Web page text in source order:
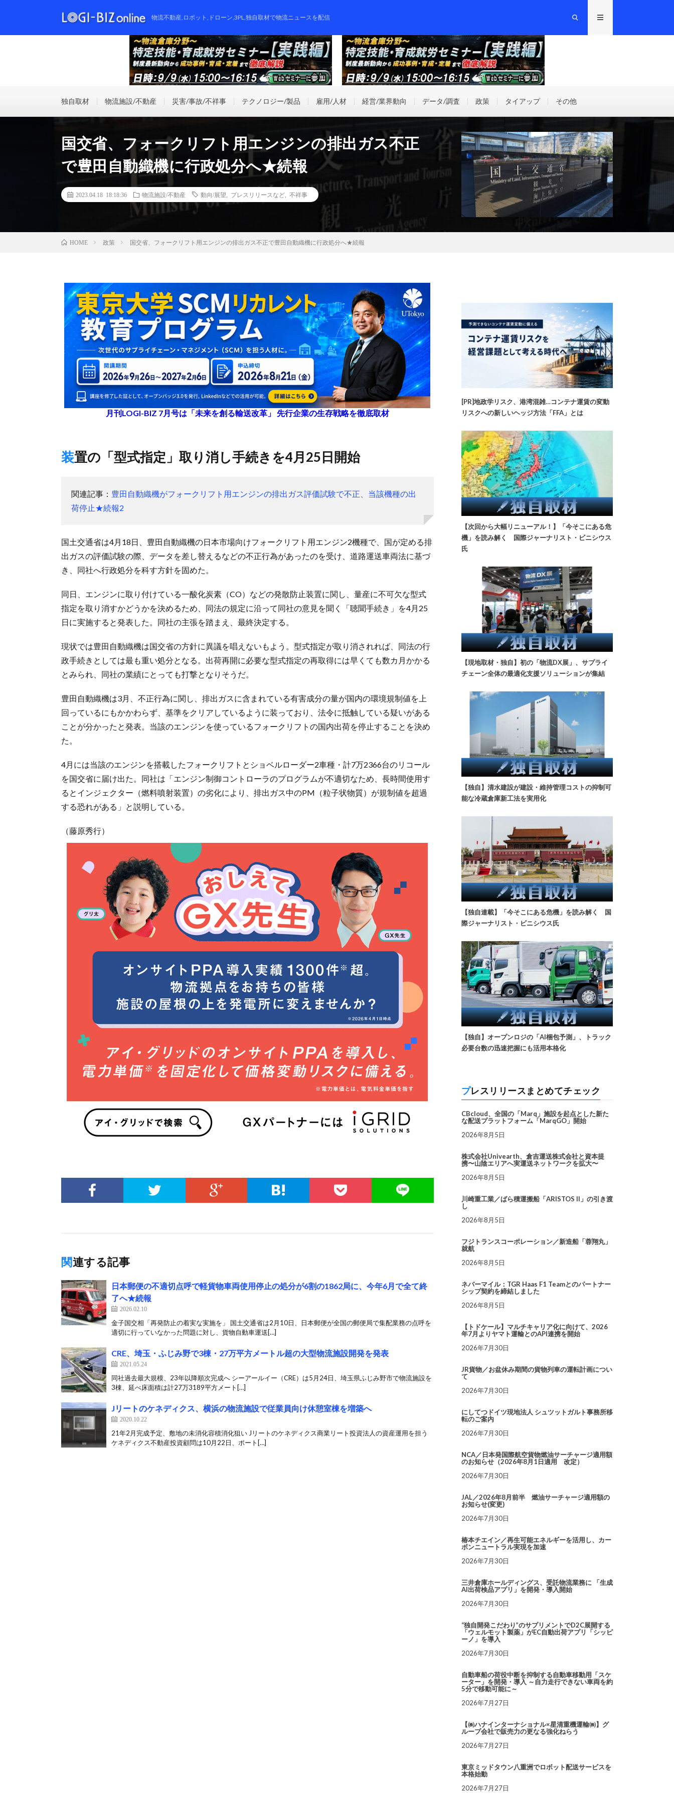
物流不動産,ロボット,ドローン,3PL,独自取材で物流ニュースを配信
独自取材 物流施設/不動産 災害/事故/不祥事 テクノロジー/製品 雇用/人材 経営/業界動向 データ/調査 政策 タイアップ その他
国交省、フォークリフト用エンジンの排出ガス不正
で豊田自動織機に行政処分へ★続報
2023.04.18 18:18:36 物流施設/不動産 動向/展望 プレスリリースなど 不祥事
HOME 政策 国交省、フォークリフト用エンジンの排出ガス不正で豊田自動織機に行政処分へ★続報
月刊LOGI-BIZ 7月号は「未来を創る輸送改革」 先行企業の生存戦略を徹底取材
装置の「型式指定」取り消し手続きを4月25日開始
関連記事： 豊田自動織機がフォークリフト用エンジンの排出ガス評価試験で不正、当該機種の出
荷停止★続報2
国土交通省は4月18日、豊田自動織機の日本市場向けフォークリフト用エンジン2機種で、国が定める排
出ガスの評価試験の際、データを差し替えるなどの不正行為があったのを受け、道路運送車両法に基づ
き、同社へ行政処分を科す方針を固めた。
同日、エンジンに取り付けている一酸化炭素（CO）などの発散防止装置に関し、量産に不可欠な型式
指定を取り消すかどうかを決めるため、同法の規定に沿って同社の意見を聞く「聴聞手続き」を4月25
日に実施すると発表した。同社の主張を踏まえ、最終決定する。
現状では豊田自動織機は国交省の方針に異議を唱えないもよう。型式指定が取り消されれば、同法の行
政手続きとしては最も重い処分となる。出荷再開に必要な型式指定の再取得には早くても数カ月かかる
とみられ、同社の業績にとっても打撃となりそうだ。
豊田自動織機は3月、不正行為に関し、排出ガスに含まれている有害成分の量が国内の環境規制値を上
回っているにもかかわらず、基準をクリアしているように装っており、法令に抵触している疑いがある
ことが分かったと発表。当該のエンジンを使っているフォークリフトの国内出荷を停止することを決め
た。
4月には当該のエンジンを搭載したフォークリフトとショベルローダー2車種・計7万2366台のリコール
を国交省に届け出た。同社は「エンジン制御コントローラのプログラムが不適切なため、長時間使用す
るとインジェクター（燃料噴射装置）の劣化により、排出ガス中のPM（粒子状物質）が規制値を超過
する恐れがある」と説明している。
（藤原秀行）
関連する記事
日本郵便の不適切点呼で軽貨物車両使用停止の処分が6割の1862局に、今年6月で全て終
了へ★続報
2026.02.10
金子国交相「再発防止の着実な実施を」 国土交通省は2月10日、日本郵便が全国の郵便局で集配業務の点呼を
適切に行っていなかった問題に対し、貨物自動車運送[…]
CRE、埼玉・ふじみ野で3棟・27万平方メートル超の大型物流施設開発を発表
2021.05.24
同社過去最大規模、23年以降順次完成へ シーアールイー（CRE）は5月24日、埼玉県ふじみ野市で物流施設を
3棟、延べ床面積は計27万3189平方メート[…]
Jリートのケネディクス、横浜の物流施設で従業員向け休憩室棟を増築へ
2020.10.22
21年2月完成予定、敷地の未消化容積消化狙い Jリートのケネディクス商業リート投資法人の資産運用を担う
ケネディクス不動産投資顧問は10月22日、ポート[…]
[PR]地政学リスク、港湾混雑…コンテナ運賃の変動
リスクへの新しいヘッジ方法「FFA」とは
【次回から大幅リニューアル！】「今そこにある危
機」を読み解く 国際ジャーナリスト・ビニシウス
氏
【現地取材・独自】初の「物流DX展」、サプライ
チェーン全体の最適化支援ソリューションが集結
【独自】清水建設が建設・維持管理コストの抑制可
能な冷蔵倉庫新工法を実用化
【独自連載】「今そこにある危機」を読み解く 国
際ジャーナリスト・ビニシウス氏
【独自】オープンロジの「AI梱包予測」、トラック
必要台数の迅速把握にも活用本格化
プレスリリースまとめてチェック
CBcloud、全国の「Marq」施設を起点とした新た
な配送プラットフォーム「MarqGO」開始
2026年8月5日
株式会社Univearth、倉吉運送株式会社と資本提
携〜山陰エリアへ実運送ネットワークを拡大〜
2026年8月5日
川崎重工業／ばら積運搬船「ARISTOS II」の引き渡
し
2026年8月5日
フジトランスコーポレーション／新造船「蓉翔丸」
就航
2026年8月5日
ネバーマイル：TGR Haas F1 Teamとのパートナー
シップ契約を締結しました
2026年8月5日
【トドケール】マルチキャリア化に向けて、2026
年7月よりヤマト運輸とのAPI連携を開始
2026年7月30日
JR貨物／お盆休み期間の貨物列車の運転計画につい
て
2026年7月30日
にしてつドイツ現地法人 シュツットガルト事務所移
転のご案内
2026年7月30日
NCA／日本発国際航空貨物燃油サーチャージ適用額
のお知らせ（2026年8月1日適用 改定）
2026年7月30日
JAL／2026年8月前半 燃油サーチャージ適用額の
お知らせ(変更)
2026年7月30日
椿本チエイン／再生可能エネルギーを活用し、カー
ボンニュートラル実現を加速
2026年7月30日
三井倉庫ホールディングス、受託物流業務に 「生成
AI出荷検品アプリ」を開発・導入開始
2026年7月30日
“独自開発こだわり”のサプリメントでD2C展開する
「ウェルモット製薬」がEC自動出荷アプリ「シッピ
ーノ」を導入
2026年7月30日
自動車船の荷役中断を抑制する自動車移動用「スケ
ーター」を開発・導入 ～自力走行できない車両を約
5分で移動可能に～
2026年7月27日
【㈱ハナインターナショナル×星清重機運輸㈱】グ
ループ会社で販売力の更なる強化ねらう
2026年7月27日
東京ミッドタウン八重洲でロボット配送サービスを
本格始動
2026年7月27日